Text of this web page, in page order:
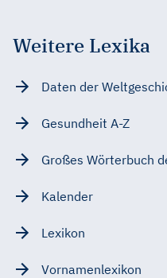
Weitere Lexika
Daten der
Gesundheit A-Z
Großes Wörterbuch
Kalender
Lexikon
Vornamenlexikon